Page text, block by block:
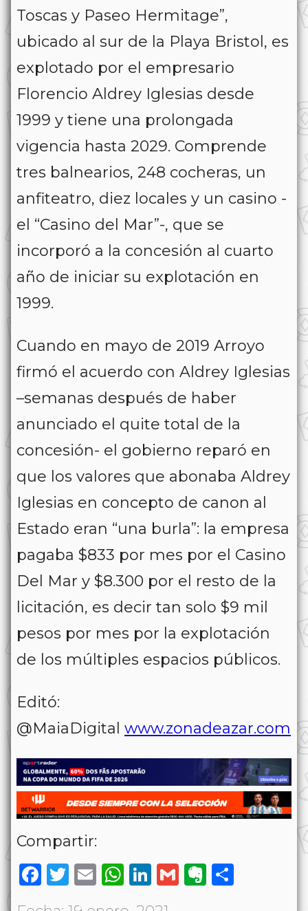
Toscas y Paseo Hermitage”,
ubicado al sur de la Playa Bristol, es
explotado por el empresario
Florencio Aldrey Iglesias desde
1999 y tiene una prolongada
vigencia hasta 2029. Comprende
tres balnearios, 248 cocheras, un
anfiteatro, diez locales y un casino -
el “Casino del Mar”-, que se
incorporó a la concesión al cuarto
año de iniciar su explotación en
1999.
Cuando en mayo de 2019 Arroyo
firmó el acuerdo con Aldrey Iglesias
–semanas después de haber
anunciado el quite total de la
concesión- el gobierno reparó en
que los valores que abonaba Aldrey
Iglesias en concepto de canon al
Estado eran “una burla”: la empresa
pagaba $833 por mes por el Casino
Del Mar y $8.300 por el resto de la
licitación, es decir tan solo $9 mil
pesos por mes por la explotación
de los múltiples espacios públicos.
Editó:
@MaiaDigital www.zonadeazar.com
Compartir:
Facebook
Twitter
EmailWhatsApp
LinkedIn
GmailEvernote